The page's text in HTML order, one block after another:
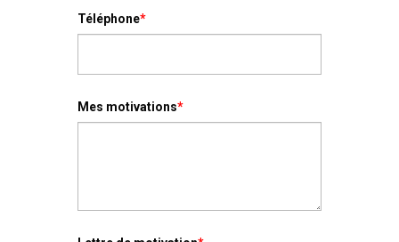
Téléphone*
Mes motivations*